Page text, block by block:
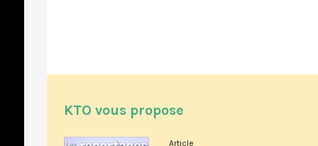
KTO vous propose
Article